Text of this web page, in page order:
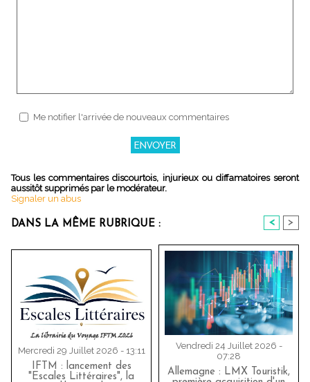
Me notifier l'arrivée de nouveaux commentaires
Tous les commentaires discourtois, injurieux ou diffamatoires seront
aussitôt supprimés par le modérateur.
Signaler un abus
DANS LA MÊME RUBRIQUE : < >
Mercredi 29 Juillet 2026 - 13:11
IFTM : lancement des
"Escales Littéraires", la
Vendredi 24 Juillet 2026 -
07:28
Allemagne : LMX Touristik,